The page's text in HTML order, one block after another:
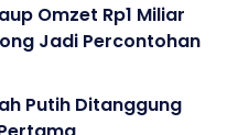
Omzet Rp1 Miliar
Jadi Percontohan
Putih Ditanggung